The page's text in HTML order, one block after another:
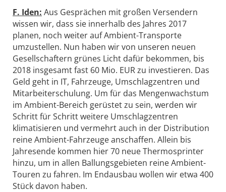
F. Iden: Aus Gesprächen mit großen Versendern
wissen wir, dass sie innerhalb des Jahres 2017
planen, noch weiter auf Ambient-Transporte
umzustellen. Nun haben wir von unseren neuen
Gesellschaftern grünes Licht dafür bekommen, bis
2018 insgesamt fast 60 Mio. EUR zu investieren. Das
Geld geht in IT, Fahrzeuge, Umschlagzentren und
Mitarbeiterschulung. Um für das Mengenwachstum
im Ambient-Bereich gerüstet zu sein, werden wir
Schritt für Schritt weitere Umschlagzentren
klimatisieren und vermehrt auch in der Distribution
reine Ambient-Fahrzeuge anschaffen. Allein bis
Jahresende kommen hier 70 neue Thermosprinter
hinzu, um in allen Ballungsgebieten reine Ambient-
Touren zu fahren. Im Endausbau wollen wir etwa 400
Stück davon haben.